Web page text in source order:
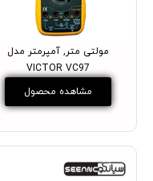
مولتی متر, آمپرمتر مدل
VICTOR VC97
مشاهده محصول